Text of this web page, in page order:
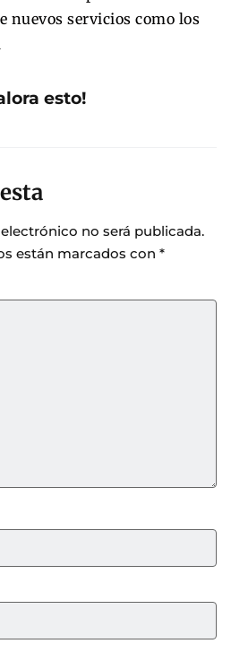
nuevos servicios como los
esto!
no será publicada.
están marcados con *